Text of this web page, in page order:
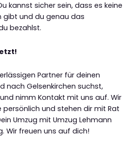
kannst sicher sein, dass es keine
gibt und du genau das
bezahlst.
Partner für deinen
nach Gelsenkirchen suchst,
nimm Kontakt mit uns auf. Wir
und stehen dir mit Rat
Umzug mit Umzug Lehmann
Wir freuen uns auf dich!